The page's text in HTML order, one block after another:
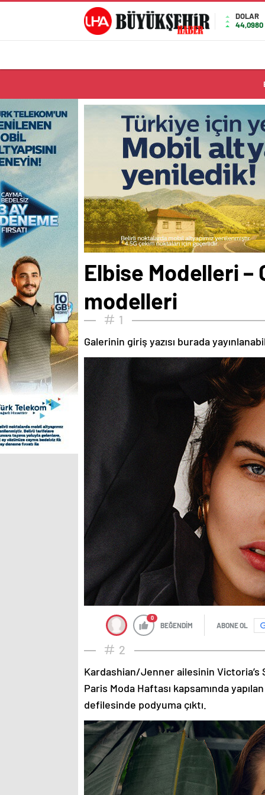
DOLAR
44,0980
Elbise Modelleri –
modelleri
1
Galerinin giriş yazısı burada
0
BEĞENDİM ABONE OL
2
Kardashian/Jenner ailesinin
Paris Moda Haftası kapsamında
defilesinde podyuma çıktı.